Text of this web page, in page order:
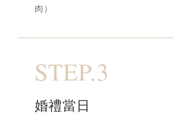
肉）
STEP.3
婚禮當日